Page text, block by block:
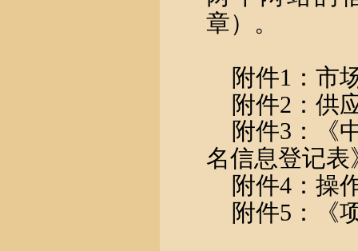
章）。
附件1：市
附件2：供
附件3：《
名信息登记表
附件4：操
附件5：《